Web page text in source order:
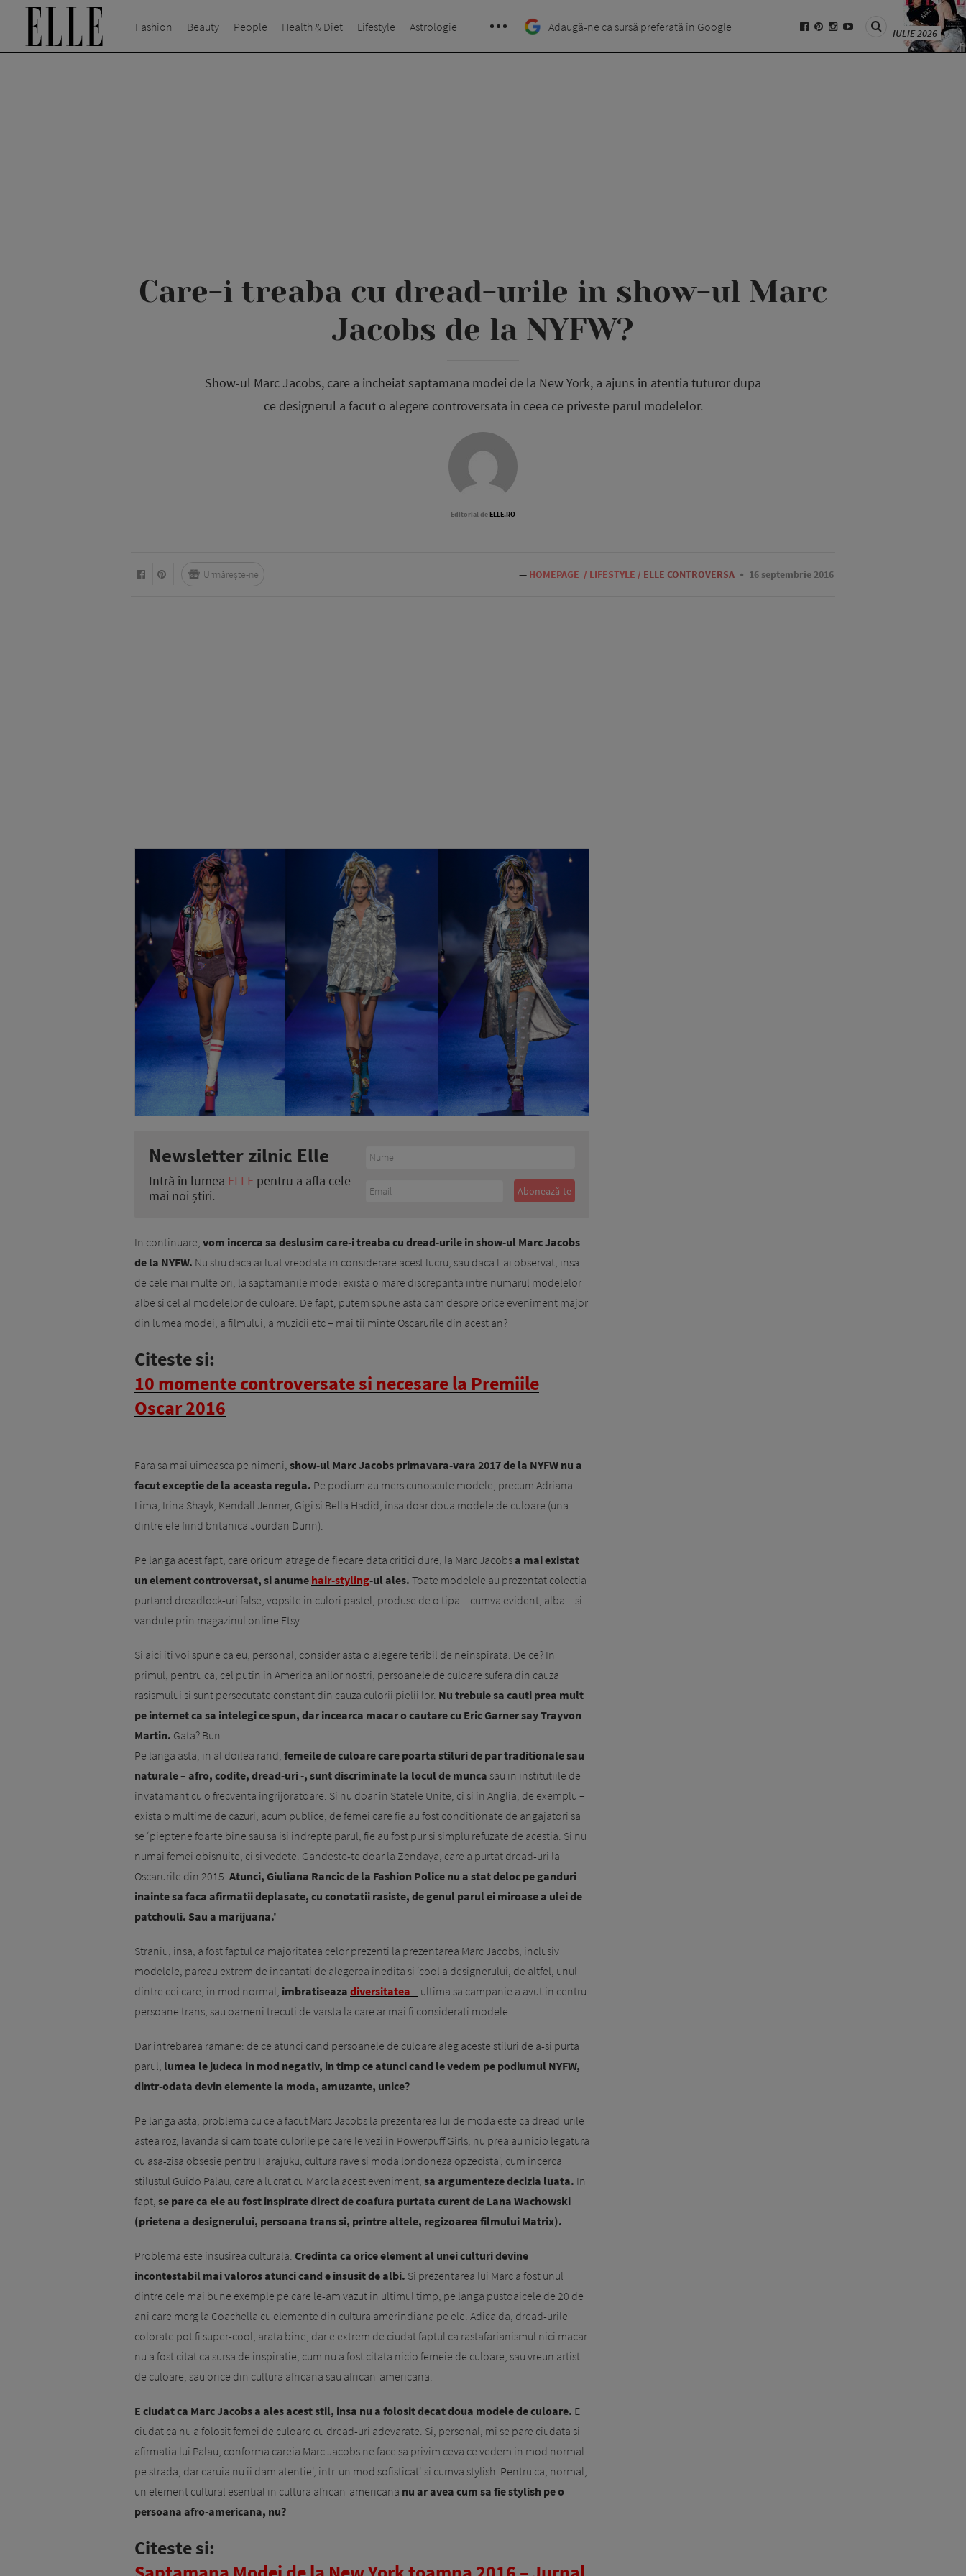
Fashion Beauty People Health & Diet Lifestyle Astrologie Adaugă-ne ca sursă preferată în Google IULIE 2026
Care-i treaba cu dread-urile in show-ul Marc
Jacobs de la NYFW?
Show-ul Marc Jacobs, care a incheiat saptamana modei de la New York, a ajuns in atentia tuturor dupa
ce designerul a facut o alegere controversata in ceea ce priveste parul modelelor.
Editorial deELLE.RO
— HOMEPAGE / LIFESTYLE / ELLE CONTROVERSA 16 septembrie 2016
Urmărește-ne
Newsletter zilnic Elle
Intră în lumea ELLE pentru a afla cele
mai noi știri.
In continuare, vom incerca sa deslusim care-i treaba cu dread-urile in show-ul Marc Jacobs
de la NYFW. Nu stiu daca ai luat vreodata in considerare acest lucru, sau daca l-ai observat, insa
de cele mai multe ori, la saptamanile modei exista o mare discrepanta intre numarul modelelor
albe si cel al modelelor de culoare. De fapt, putem spune asta cam despre orice eveniment major
din lumea modei, a filmului, a muzicii etc – mai tii minte Oscarurile din acest an?
Citeste si:
10 momente controversate si necesare la Premiile
Oscar 2016
Fara sa mai uimeasca pe nimeni, show-ul Marc Jacobs primavara-vara 2017 de la NYFW nu a
facut exceptie de la aceasta regula. Pe podium au mers cunoscute modele, precum Adriana
Lima, Irina Shayk, Kendall Jenner, Gigi si Bella Hadid, insa doar doua modele de culoare (una
dintre ele fiind britanica Jourdan Dunn).
Pe langa acest fapt, care oricum atrage de fiecare data critici dure, la Marc Jacobs a mai existat
un element controversat, si anume hair-styling-ul ales. Toate modelele au prezentat colectia
purtand dreadlock-uri false, vopsite in culori pastel, produse de o tipa – cumva evident, alba – si
vandute prin magazinul online Etsy.
Si aici iti voi spune ca eu, personal, consider asta o alegere teribil de neinspirata. De ce? In
primul, pentru ca, cel putin in America anilor nostri, persoanele de culoare sufera din cauza
rasismului si sunt persecutate constant din cauza culorii pielii lor. Nu trebuie sa cauti prea mult
pe internet ca sa intelegi ce spun, dar incearca macar o cautare cu Eric Garner say Trayvon
Martin. Gata? Bun.
Pe langa asta, in al doilea rand, femeile de culoare care poarta stiluri de par traditionale sau
naturale – afro, codite, dread-uri -, sunt discriminate la locul de munca sau in institutiile de
invatamant cu o frecventa ingrijoratoare. Si nu doar in Statele Unite, ci si in Anglia, de exemplu –
exista o multime de cazuri, acum publice, de femei care fie au fost conditionate de angajatori sa
se ‘pieptene foarte bine sau sa isi indrepte parul, fie au fost pur si simplu refuzate de acestia. Si nu
numai femei obisnuite, ci si vedete. Gandeste-te doar la Zendaya, care a purtat dread-uri la
Oscarurile din 2015. Atunci, Giuliana Rancic de la Fashion Police nu a stat deloc pe ganduri
inainte sa faca afirmatii deplasate, cu conotatii rasiste, de genul parul ei miroase a ulei de
patchouli. Sau a marijuana.'
Straniu, insa, a fost faptul ca majoritatea celor prezenti la prezentarea Marc Jacobs, inclusiv
modelele, pareau extrem de incantati de alegerea inedita si ‘cool a designerului, de altfel, unul
dintre cei care, in mod normal, imbratiseaza diversitatea – ultima sa campanie a avut in centru
persoane trans, sau oameni trecuti de varsta la care ar mai fi considerati modele.
Dar intrebarea ramane: de ce atunci cand persoanele de culoare aleg aceste stiluri de a-si purta
parul, lumea le judeca in mod negativ, in timp ce atunci cand le vedem pe podiumul NYFW,
dintr-odata devin elemente la moda, amuzante, unice?
Pe langa asta, problema cu ce a facut Marc Jacobs la prezentarea lui de moda este ca dread-urile
astea roz, lavanda si cam toate culorile pe care le vezi in Powerpuff Girls, nu prea au nicio legatura
cu asa-zisa obsesie pentru Harajuku, cultura rave si moda londoneza opzecista', cum incerca
stilustul Guido Palau, care a lucrat cu Marc la acest eveniment, sa argumenteze decizia luata. In
fapt, se pare ca ele au fost inspirate direct de coafura purtata curent de Lana Wachowski
(prietena a designerului, persoana trans si, printre altele, regizoarea filmului Matrix).
Problema este insusirea culturala. Credinta ca orice element al unei culturi devine
incontestabil mai valoros atunci cand e insusit de albi. Si prezentarea lui Marc a fost unul
dintre cele mai bune exemple pe care le-am vazut in ultimul timp, pe langa pustoaicele de 20 de
ani care merg la Coachella cu elemente din cultura amerindiana pe ele. Adica da, dread-urile
colorate pot fi super-cool, arata bine, dar e extrem de ciudat faptul ca rastafarianismul nici macar
nu a fost citat ca sursa de inspiratie, cum nu a fost citata nicio femeie de culoare, sau vreun artist
de culoare, sau orice din cultura africana sau african-americana.
E ciudat ca Marc Jacobs a ales acest stil, insa nu a folosit decat doua modele de culoare. E
ciudat ca nu a folosit femei de culoare cu dread-uri adevarate. Si, personal, mi se pare ciudata si
afirmatia lui Palau, conforma careia Marc Jacobs ne face sa privim ceva ce vedem in mod normal
pe strada, dar caruia nu ii dam atentie', intr-un mod sofisticat' si cumva stylish. Pentru ca, normal,
un element cultural esential in cultura african-americana nu ar avea cum sa fie stylish pe o
persoana afro-americana, nu?
Citeste si: